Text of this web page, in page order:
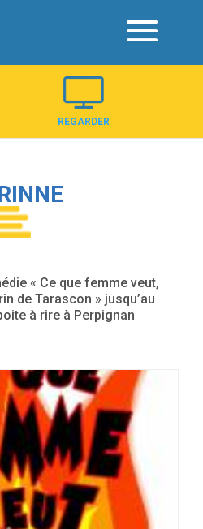
REGARDER
« Ce que femme veut,
de Tarascon » jusqu’au
à rire à Perpignan